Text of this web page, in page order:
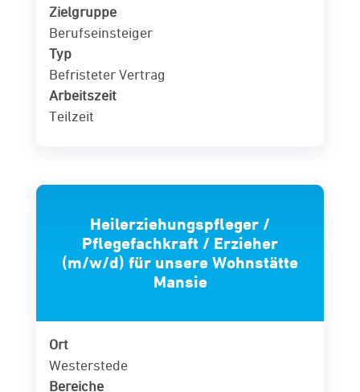
Zielgruppe
Berufseinsteiger
Typ
Befristeter Vertrag
Arbeitszeit
Teilzeit
Heilerziehungspfleger /
Pflegefachkraft / Erzieher
(m/w/d) für unsere Wohnstätte
Mansie
Ort
Westerstede
Bereiche